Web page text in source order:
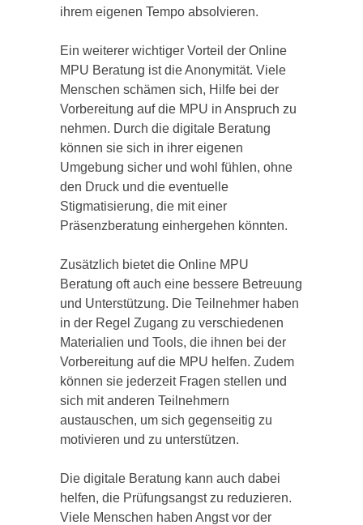
ihrem eigenen Tempo absolvieren.
Ein weiterer wichtiger Vorteil der Online
MPU Beratung ist die Anonymität. Viele
Menschen schämen sich, Hilfe bei der
Vorbereitung auf die MPU in Anspruch zu
nehmen. Durch die digitale Beratung
können sie sich in ihrer eigenen
Umgebung sicher und wohl fühlen, ohne
den Druck und die eventuelle
Stigmatisierung, die mit einer
Präsenzberatung einhergehen könnten.
Zusätzlich bietet die Online MPU
Beratung oft auch eine bessere Betreuung
und Unterstützung. Die Teilnehmer haben
in der Regel Zugang zu verschiedenen
Materialien und Tools, die ihnen bei der
Vorbereitung auf die MPU helfen. Zudem
können sie jederzeit Fragen stellen und
sich mit anderen Teilnehmern
austauschen, um sich gegenseitig zu
motivieren und zu unterstützen.
Die digitale Beratung kann auch dabei
helfen, die Prüfungsangst zu reduzieren.
Viele Menschen haben Angst vor der